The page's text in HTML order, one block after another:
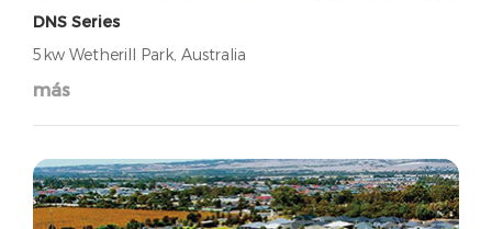
DNS Series
5kw Wetherill Park, Australia
más